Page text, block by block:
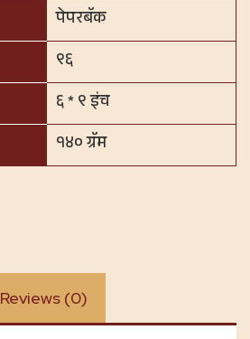
पेपरबॅक
९६
६ * ९ इंच
१४० ग्रॅम
Reviews (0)